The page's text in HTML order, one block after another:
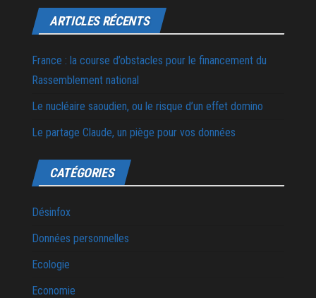
ARTICLES RÉCENTS
France : la course d’obstacles pour le financement du
Rassemblement national
Le nucléaire saoudien, ou le risque d’un effet domino
Le partage Claude, un piège pour vos données
CATÉGORIES
Désinfox
Données personnelles
Ecologie
Economie